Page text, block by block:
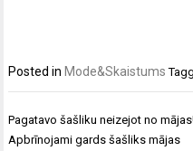
Posted in Mode&Skaistums
Ziņu
izvēlne
Pagatavo šašliku neizejot no mājas!
Apbrīnojami gards šašliks mājas